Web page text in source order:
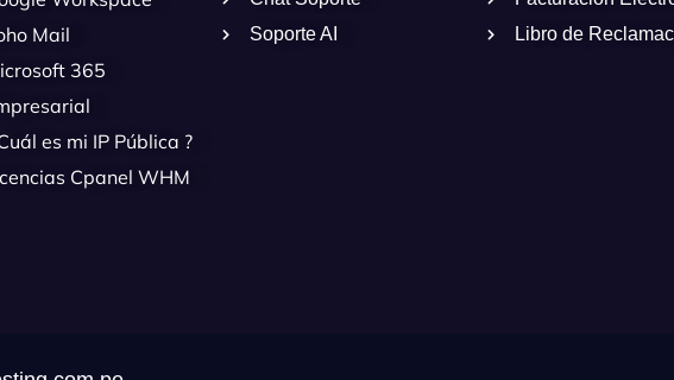
Mail
365
es mi IP Pública ?
Cpanel WHM
Soporte AI
Libro de